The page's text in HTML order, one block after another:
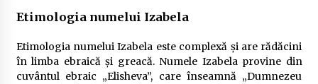
Etimologia numelui Izabela
Etimologia numelui Izabela este complexă și are rădăcini
în limba ebraică și greacă. Numele Izabela provine din
cuvântul ebraic „Elisheva”, care înseamnă „Dumnezeu